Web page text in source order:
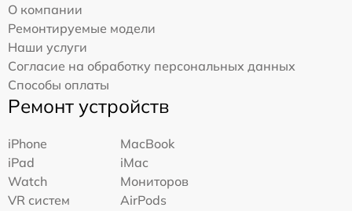
О компании
Ремонтируемые модели
Наши услуги
Согласие на обработку персональных данных
Способы оплаты
Ремонт устройств
iPhone
MacBook
iPad
iMac
Watch
Мониторов
VR систем
AirPods